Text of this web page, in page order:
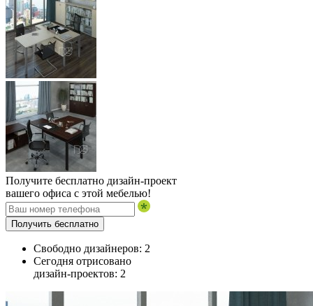
Получите бесплатно дизайн-проект
вашего офиса с этой мебелью!
Получить бесплатно
Свободно дизайнеров: 2
Сегодня отрисовано
дизайн-проектов: 2